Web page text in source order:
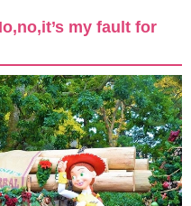
my fault for